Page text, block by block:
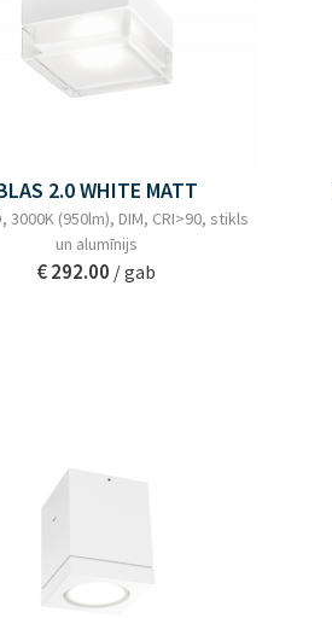
2.0 WHITE MATT
3000K (950lm), DIM, CRI>90, stikls
un alumīnijs
€ 292.00 / gab